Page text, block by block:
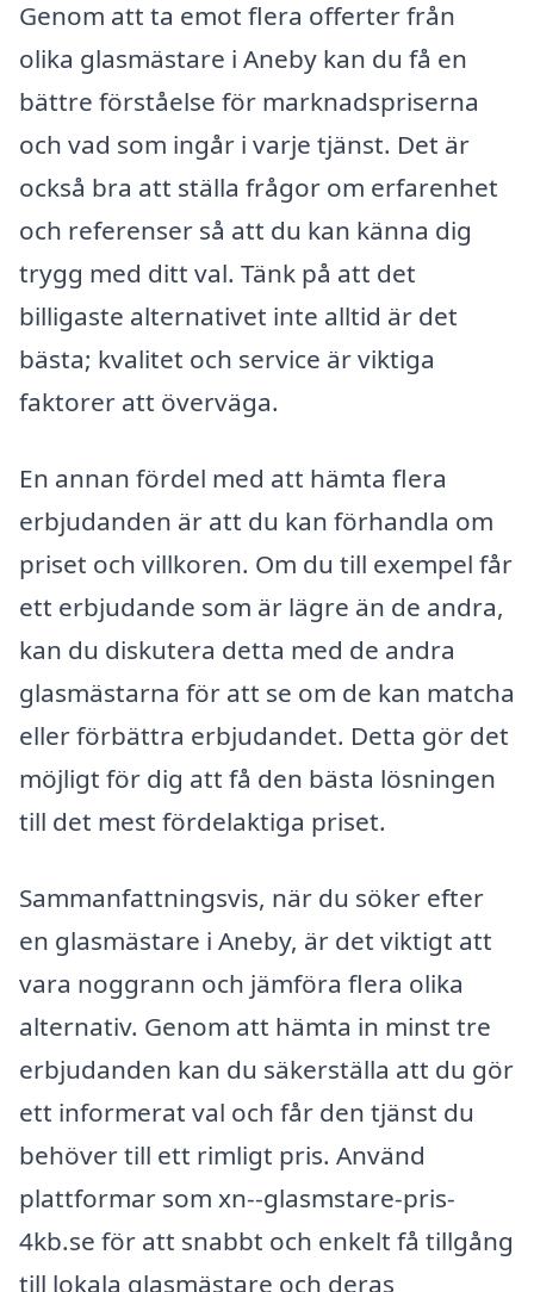
Genom att ta emot flera offerter från
olika glasmästare i Aneby kan du få en
bättre förståelse för marknadspriserna
och vad som ingår i varje tjänst. Det är
också bra att ställa frågor om erfarenhet
och referenser så att du kan känna dig
trygg med ditt val. Tänk på att det
billigaste alternativet inte alltid är det
bästa; kvalitet och service är viktiga
faktorer att överväga.
En annan fördel med att hämta flera
erbjudanden är att du kan förhandla om
priset och villkoren. Om du till exempel får
ett erbjudande som är lägre än de andra,
kan du diskutera detta med de andra
glasmästarna för att se om de kan matcha
eller förbättra erbjudandet. Detta gör det
möjligt för dig att få den bästa lösningen
till det mest fördelaktiga priset.
Sammanfattningsvis, när du söker efter
en glasmästare i Aneby, är det viktigt att
vara noggrann och jämföra flera olika
alternativ. Genom att hämta in minst tre
erbjudanden kan du säkerställa att du gör
ett informerat val och får den tjänst du
behöver till ett rimligt pris. Använd
plattformar som xn--glasmstare-pris-
4kb.se för att snabbt och enkelt få tillgång
till lokala glasmästare och deras